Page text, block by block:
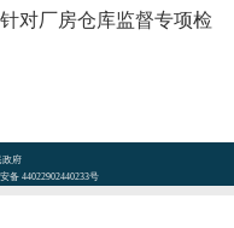
对厂房仓库监督专项检
政府
备 44022902440233号